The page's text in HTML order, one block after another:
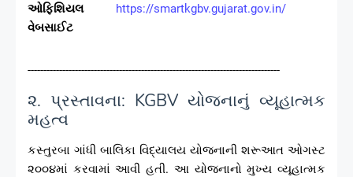
ઓફિશિયલ
વેબસાઈટ
https://smartkgbv.gujarat.gov.in/
--------------------------------------------------------------------------------
૨. પ્રસ્તાવના: KGBV યોજનાનું વ્યૂહાત્મક
મહત્વ
કસ્તુરબા ગાંધી બાલિકા વિદ્યાલય યોજનાની શરૂઆત ઓગસ્ટ
૨૦૦૪માં કરવામાં આવી હતી. આ યોજનાનો મુખ્ય વ્યૂહાત્મક